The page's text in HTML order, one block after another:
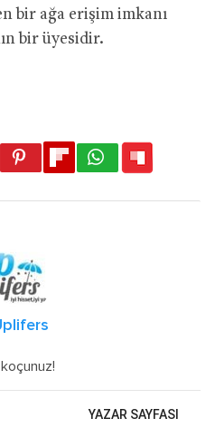
bir ağa erişim imkanı
bir üyesidir.
YAZAR SAYFASI